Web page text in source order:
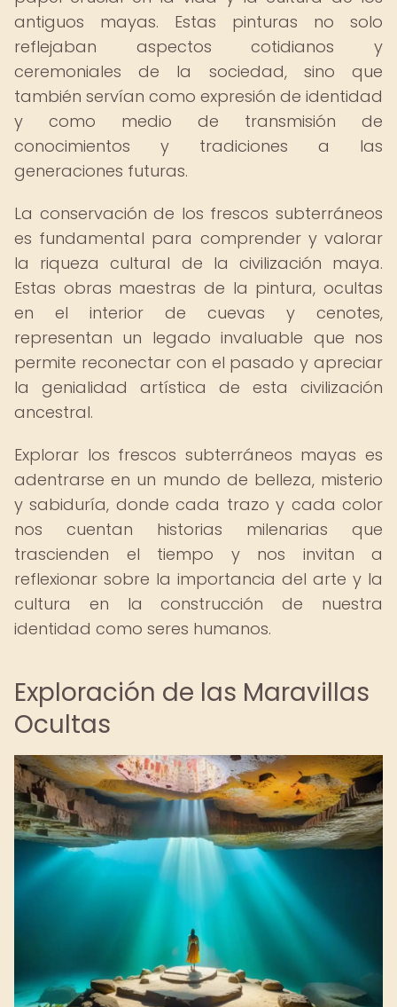
antiguos mayas. Estas pinturas no solo
reflejaban aspectos cotidianos y
ceremoniales de la sociedad, sino que
también servían como expresión de identidad
y como medio de transmisión de
conocimientos y tradiciones a las
generaciones futuras.
La conservación de los frescos subterráneos
es fundamental para comprender y valorar
la riqueza cultural de la civilización maya.
Estas obras maestras de la pintura, ocultas
en el interior de cuevas y cenotes,
representan un legado invaluable que nos
permite reconectar con el pasado y apreciar
la genialidad artística de esta civilización
ancestral.
Explorar los frescos subterráneos mayas es
adentrarse en un mundo de belleza, misterio
y sabiduría, donde cada trazo y cada color
nos cuentan historias milenarias que
trascienden el tiempo y nos invitan a
reflexionar sobre la importancia del arte y la
cultura en la construcción de nuestra
identidad como seres humanos.
Exploración de las Maravillas
Ocultas